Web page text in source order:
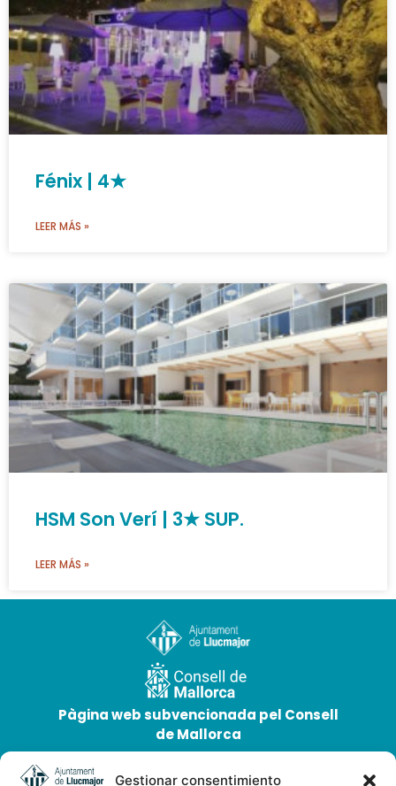
Gestionar consentimiento
Fénix | 4★
LEER MÁS »
HSM Son Verí | 3★ SUP.
LEER MÁS »
Pàgina web subvencionada pel Consell
de Mallorca